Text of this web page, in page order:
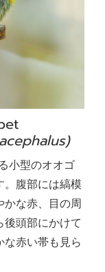
小型のオオゴ
。腹部には縞模
な赤、目の周
頭部にかけて
赤い帯も見ら